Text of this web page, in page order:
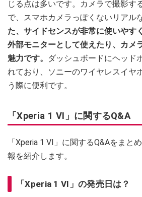
じる点は多いです。カメラで撮影す
で、スマホカメラっぽくないリアル
た、サイドセンスが非常に使いやす
外部モニターとして使えたり、カメ
魅力です。
ダッシュボードにヘッド
れており、ソニーのワイヤレスイヤ
う際に便利です。
「Xperia 1 VI」に関するQ&A
「Xperia 1 VI」に関するQ&Aをまと
報を紹介します。
「Xperia 1 VI」の発売日は？